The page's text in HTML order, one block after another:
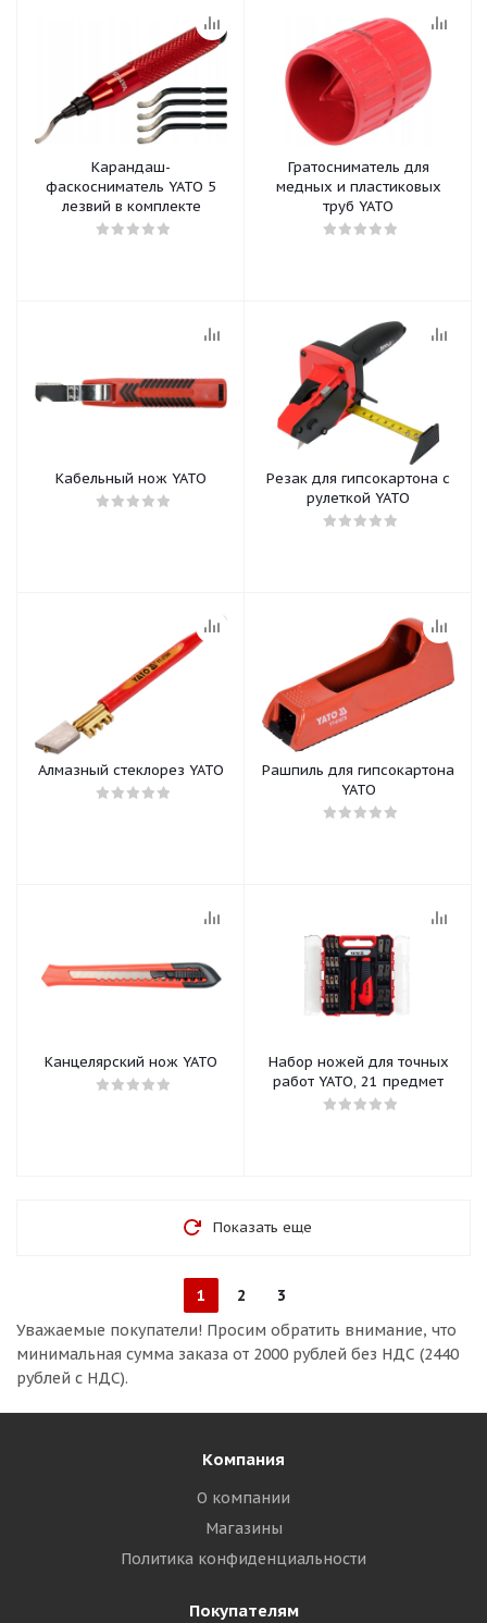
Карандаш-
фаскосниматель YATO 5
лезвий в комплекте
Гратосниматель для
медных и пластиковых
труб YATO
Кабельный нож YATO
Резак для гипсокартона с
рулеткой YATO
Алмазный стеклорез YATO
Рашпиль для гипсокартона
YATO
Канцелярский нож YATO
Набор ножей для точных
работ YATO, 21 предмет
Показать еще
1 2
3
Уважаемые покупатели! Просим обратить внимание, что
минимальная сумма заказа от 2000 рублей без НДС (2440
рублей с НДС).
Компания
О компании
Магазины
Политика конфиденциальности
Покупателям